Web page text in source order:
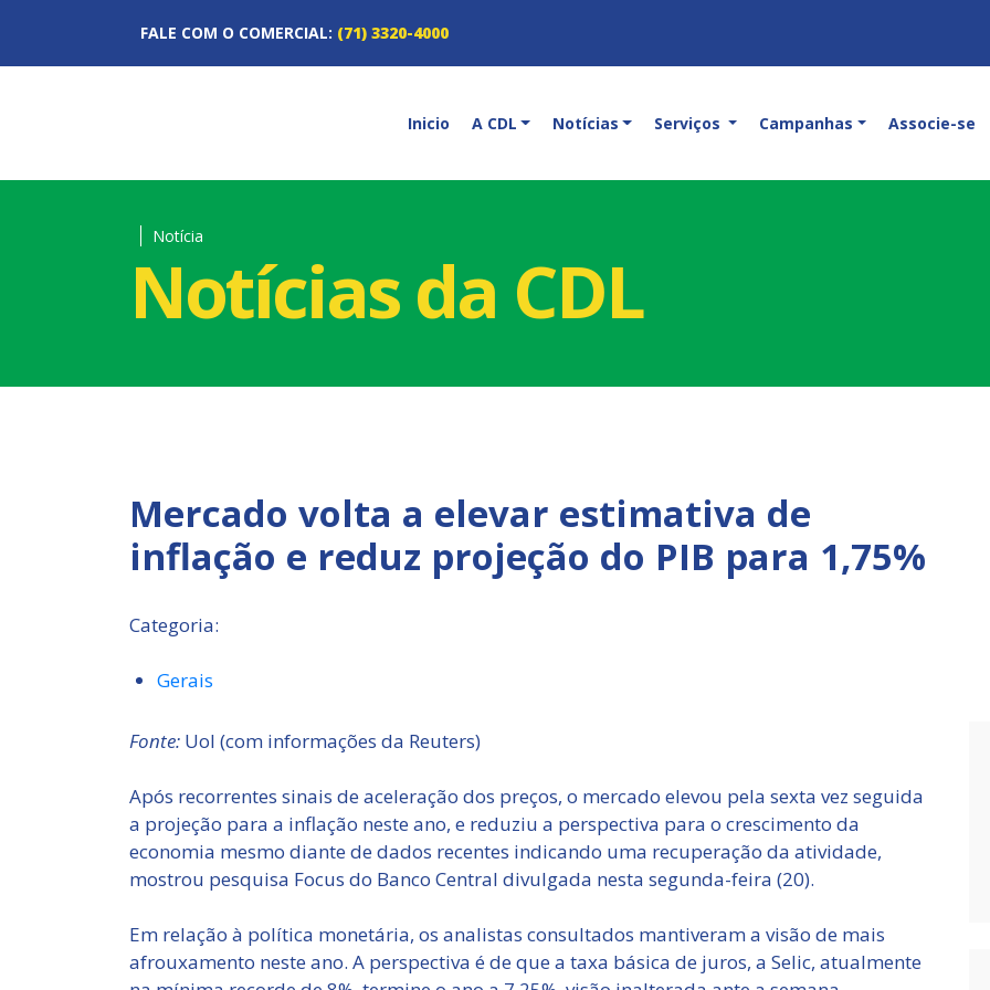
FALE COM O COMERCIAL: (71) 3320-4000
Inicio A CDL Notícias Serviços Campanhas Associe-se
Notícia
Notícias da CDL
Mercado volta a elevar estimativa de
inflação e reduz projeção do PIB para 1,75%
Categoria:
Gerais
Fonte: Uol (com informações da Reuters)
Após recorrentes sinais de aceleração dos preços, o mercado elevou pela sexta vez seguida
a projeção para a inflação neste ano, e reduziu a perspectiva para o crescimento da
economia mesmo diante de dados recentes indicando uma recuperação da atividade,
mostrou pesquisa Focus do Banco Central divulgada nesta segunda-feira (20).
Em relação à política monetária, os analistas consultados mantiveram a visão de mais
afrouxamento neste ano. A perspectiva é de que a taxa básica de juros, a Selic, atualmente